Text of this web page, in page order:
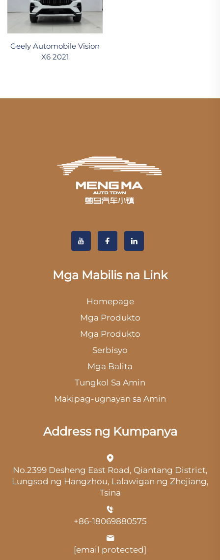
Geely Automobile Vision
X6 2021
Mga Mabilis na Link
Homepage
Mga Produkto
Mga Produkto
Serbisyo
Mga Balita
Tungkol Sa Amin
Makipag-ugnayan sa Amin
Address ng Kumpanya
No.2399 Desheng East Road, Qiantang District,
Lungsod ng Hangzhou, Lalawigan ng Zhejiang,
Tsina
+86-18069880575
[email protected]